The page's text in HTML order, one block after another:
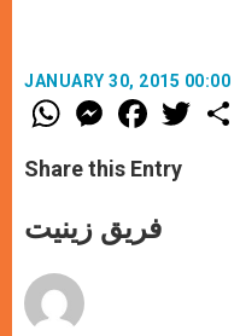
JANUARY 30, 2015 00:00
W
h
t
s
p
p
M
e
s
e
g
e
F
a
e
b
o
k
w
Share this Entry
فريق زينيت